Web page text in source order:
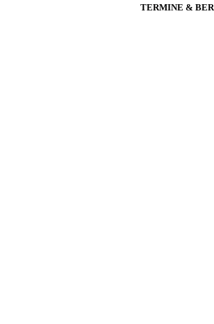
TERMINE &